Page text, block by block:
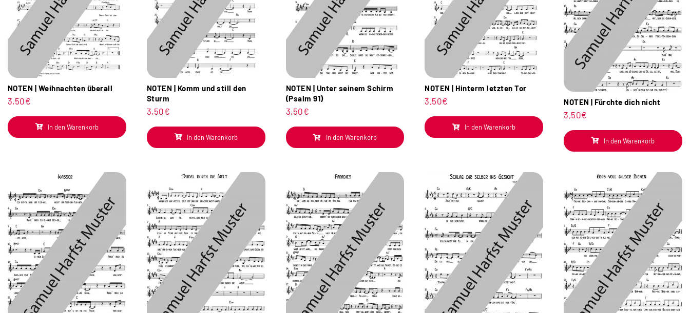
NOTEN | Weihnachten überall
3,50€
In den Warenkorb
NOTEN | Komm und still den
Sturm
3,50€
In den Warenkorb
NOTEN | Unter seinem Schirm
(Psalm 91)
3,50€
In den Warenkorb
NOTEN | Hinterm letzten Tor
3,50€
In den Warenkorb
NOTEN | Fürchte dich nicht
3,50€
In den Warenkorb